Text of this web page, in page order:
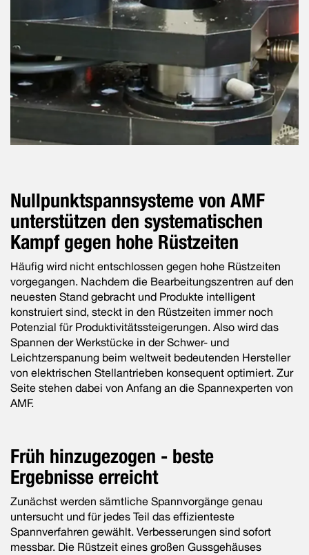
Nullpunkt­spann­systeme von AMF
unterstützen den systema­tischen
Kampf gegen hohe Rüstzeiten
Häufig wird nicht entschlossen gegen hohe Rüstzeiten
vorgegangen. Nachdem die Bearbeitungszentren auf den
neuesten Stand gebracht und Produkte intelligent
konstruiert sind, steckt in den Rüstzeiten immer noch
Potenzial für Produktivitätssteigerungen. Also wird das
Spannen der Werkstücke in der Schwer- und
Leichtzerspanung beim weltweit bedeutenden Hersteller
von elektrischen Stellantrieben konsequent optimiert. Zur
Seite stehen dabei von Anfang an die Spannexperten von
AMF.
Früh hinzugezogen - beste
Ergebnisse erreicht
Zunächst werden sämtliche Spannvorgänge genau
untersucht und für jedes Teil das effizienteste
Spannverfahren gewählt. Verbesse­rungen sind sofort
messbar. Die Rüstzeit eines großen Gussgehäu­ses